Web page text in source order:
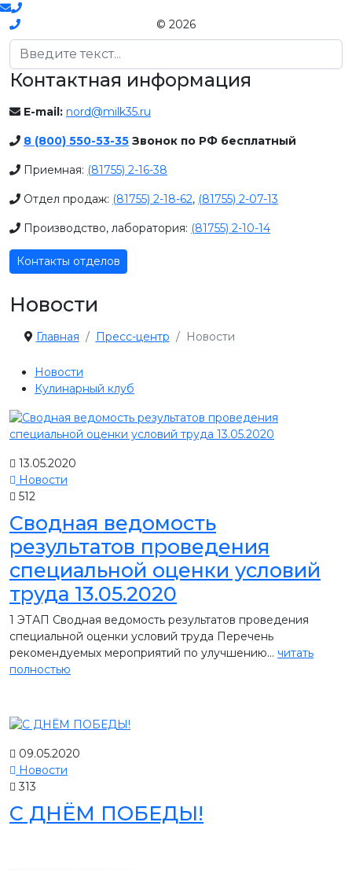
© 2026
Поиск
Контактная информация
E-mail: nord@milk35.ru
8 (800) 550-53-35 Звонок по РФ бесплатный
Приемная: (81755) 2-16-38
Отдел продаж: (81755) 2-18-62, (81755) 2-07-13
Производство, лаборатория: (81755) 2-10-14
Контакты отделов
Новости
Главная Пресс-центр Новости
Новости
Кулинарный клуб
13.05.2020
Новости
512
Сводная ведомость
результатов проведения
специальной оценки условий
труда 13.05.2020
1 ЭТАП Сводная ведомость результатов проведения
специальной оценки условий труда Перечень
рекомендуемых мероприятий по улучшению... читать
полностью
09.05.2020
Новости
313
С ДНЁМ ПОБЕДЫ!